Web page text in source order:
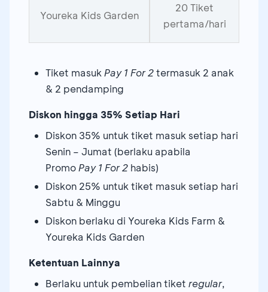
Youreka Kids Garden
20 Tiket
pertama/hari
Tiket masuk Pay 1 For 2termasuk 2 anak
& 2 pendamping
Diskon hingga 35% Setiap Hari
Diskon 35% untuk tiket masuk setiap hari
Senin – Jumat (berlaku apabila
PromoPay 1 For 2 habis)
Diskon 25% untuk tiket masuk setiap hari
Sabtu & Minggu
Diskon berlaku di Youreka Kids Farm &
Youreka Kids Garden
Ketentuan Lainnya
Berlaku untuk pembelian tiket regular,